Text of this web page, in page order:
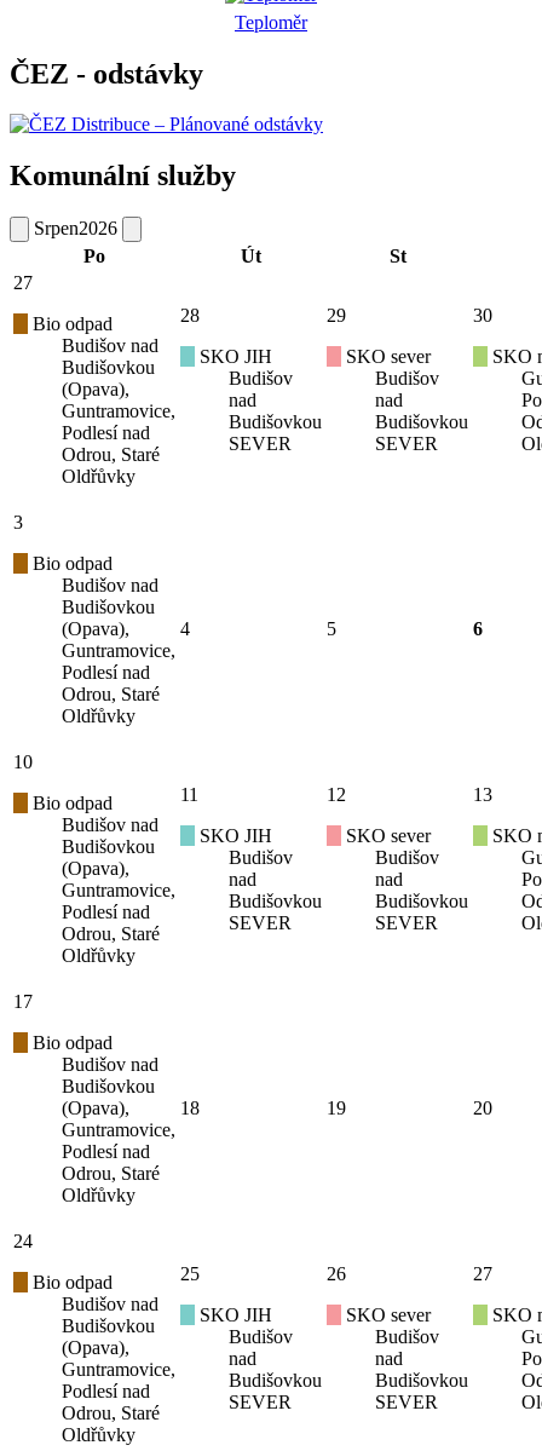
Teploměr
ČEZ - odstávky
Komunální služby
Srpen2026
Po
Út
St
27
Bio odpad
Budišov nad
Budišovkou
(Opava),
Guntramovice,
Podlesí nad
Odrou, Staré
Oldřůvky
28
SKO JIH
Budišov
nad
Budišovkou
SEVER
29
SKO sever
Budišov
nad
Budišovkou
SEVER
30
SKO
3
Bio odpad
Budišov nad
Budišovkou
(Opava),
Guntramovice,
Podlesí nad
Odrou, Staré
Oldřůvky
4 5 6
10
Bio odpad
Budišov nad
Budišovkou
(Opava),
Guntramovice,
Podlesí nad
Odrou, Staré
Oldřůvky
11
SKO JIH
Budišov
nad
Budišovkou
SEVER
12
SKO sever
Budišov
nad
Budišovkou
SEVER
13
SKO
17
Bio odpad
Budišov nad
Budišovkou
(Opava),
Guntramovice,
Podlesí nad
Odrou, Staré
Oldřůvky
18 19 20
24
Bio odpad
Budišov nad
Budišovkou
(Opava),
Guntramovice,
Podlesí nad
Odrou, Staré
Oldřůvky
25
SKO JIH
Budišov
nad
Budišovkou
SEVER
26
SKO sever
Budišov
nad
Budišovkou
SEVER
27
SKO